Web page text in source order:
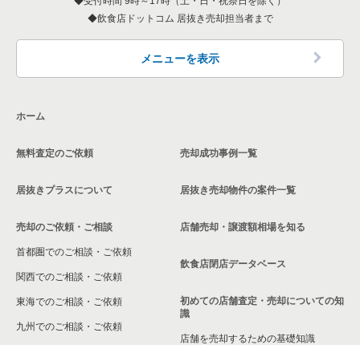
蕨市の飲食店の居抜き売却物件の案件一覧
所沢市の飲食店の居抜き売却物件の案件一覧
川越市の飲食店の居抜き売却物件の案件一覧
和光市の飲食店の居抜き売却物件の案件一覧
東松山市の飲食店の居抜き売却物件の案件一覧
さいたま市北区の飲食店の居抜き売却物件の案件一覧
さいたま市見沼区の飲食店の居抜き売却物件の案件一覧
春日部市の飲食店の居抜き売却物件の案件一覧
埼玉県の洋食の居抜き売却物件の案件一覧
埼玉県のその他の居抜き売却物件の案件一覧
飲食店ドットコム 居抜き売却担当者まで
メニューを表示
ホーム
無料査定のご依頼
居抜きプラスについて
売却のご依頼・ご相談
首都圏でのご相談・ご依頼
関西でのご相談・ご依頼
東海でのご相談・ご依頼
九州でのご相談・ご依頼
売却成功事例一覧
居抜き売却物件の案件一覧
店舗売却・譲渡額相場を知る
飲食店閉店データベース
初めての店舗査定・売却についての知
識
店舗を売却するための基礎知識